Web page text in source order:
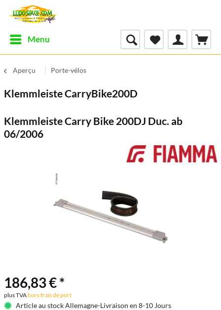
Menu
Aperçu Porte-vélos
Klemmleiste CarryBike200D
Klemmleiste Carry Bike 200DJ Duc. ab
06/2006
186,83 € *
plus TVAhors frais de port
Article au stock Allemagne-Livraison en 8-10 Jours